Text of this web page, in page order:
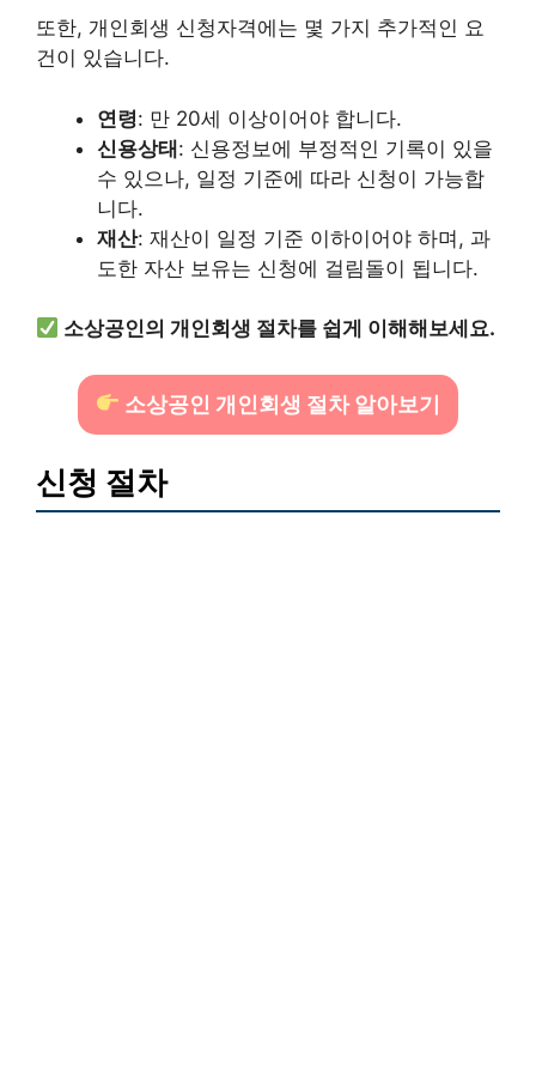
또한, 개인회생 신청자격에는 몇 가지 추가적인 요
건이 있습니다.
연령: 만 20세 이상이어야 합니다.
신용상태: 신용정보에 부정적인 기록이 있을
수 있으나, 일정 기준에 따라 신청이 가능합
니다.
재산: 재산이 일정 기준 이하이어야 하며, 과
도한 자산 보유는 신청에 걸림돌이 됩니다.
소상공인의 개인회생 절차를 쉽게 이해해보세요.
소상공인 개인회생 절차 알아보기
신청 절차